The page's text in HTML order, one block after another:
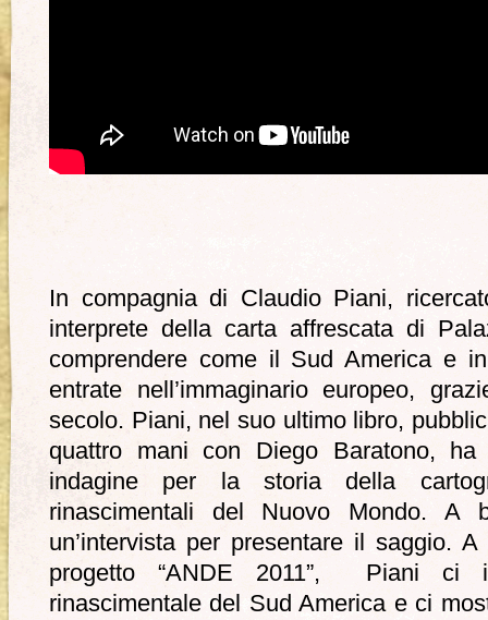
In compagnia di Claudio Piani,
interprete della carta affrescata di
comprendere come il Sud America e
entrate nell’immaginario europeo,
secolo. Piani, nel suo ultimo libro,
quattro mani con Diego Baratono,
indagine per la storia della
rinascimentali del Nuovo Mondo. A
un’intervista per presentare il saggio.
progetto “ANDE 2011”, Piani ci
rinascimentale del Sud America e ci